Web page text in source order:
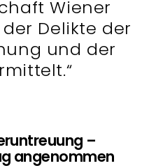
Wiener
Delikte der
und der
–
angenommen